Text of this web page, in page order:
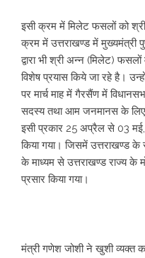
इसी क्रम में मिलेट फसलों को
क्रम में उत्तराखण्ड में मुख्यमंत्री
द्वारा भी श्री अन्न (मिलेट)
विशेष प्रयास किये जा रहे है।
पर मार्च माह में गैरसैंण में
सदस्य तथा आम जनमानस के लिए
इसी प्रकार 25 अप्रैल से 03
किया गया। जिसमें उत्तराखण्ड
के माध्यम से उत्तराखण्ड राज्य के
प्रसार किया गया।
मंत्री गणेश जोशी ने खुशी व्यक्त